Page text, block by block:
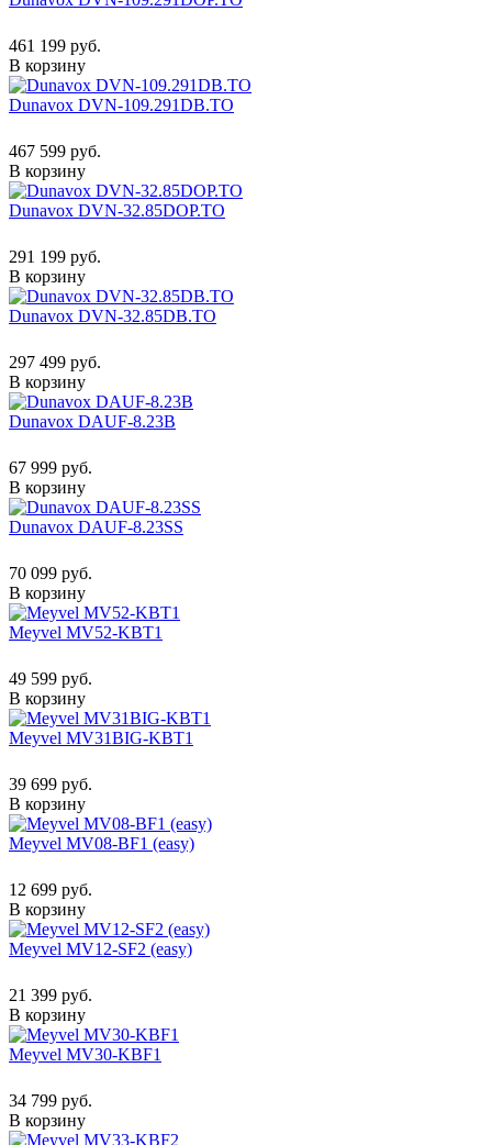
461 199 руб.
В корзину
Dunavox DVN-109.291DB.TO
467 599 руб.
В корзину
Dunavox DVN-32.85DOP.TO
291 199 руб.
В корзину
Dunavox DVN-32.85DB.TO
297 499 руб.
В корзину
Dunavox DAUF-8.23B
67 999 руб.
В корзину
Dunavox DAUF-8.23SS
70 099 руб.
В корзину
Meyvel MV52-KBT1
49 599 руб.
В корзину
Meyvel MV31BIG-KBT1
39 699 руб.
В корзину
Meyvel MV08-BF1 (easy)
12 699 руб.
В корзину
Meyvel MV12-SF2 (easy)
21 399 руб.
В корзину
Meyvel MV30-KBF1
34 799 руб.
В корзину